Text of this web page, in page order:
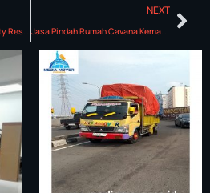
Jasa Pindah Rumah Admiralty Residence
NEXT
Jasa Pindah Rumah Cavana Kemang